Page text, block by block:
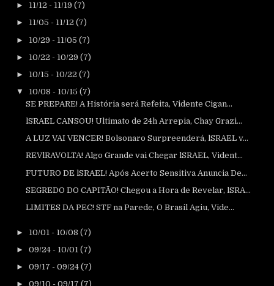
► 11/12 - 11/19 (7)
► 11/05 - 11/12 (7)
► 10/29 - 11/05 (7)
► 10/22 - 10/29 (7)
► 10/15 - 10/22 (7)
▼ 10/08 - 10/15 (7)
SE PREPARE! A História será Refeita, Vidente Cigan...
lSRAEL CANSOU! Ultimato de 24h Arrepia, Chay Grazi...
A LUZ VAI VENCER! Bolsonaro Surpreenderá, lSRAEL v...
REVlRAVOLTA! Algo Grande vai Chegar lSRAEL, Vident...
FUTURO DE lSRAEL! Após Acerto Sensitiva Anuncia De...
SEGREDO DO CAPITÃO! Chegou a Hora de Revelar, lSRA...
LIMITES DA PEC! STF na Parede, O Brasil Agiu, Vide...
► 10/01 - 10/08 (7)
► 09/24 - 10/01 (7)
► 09/17 - 09/24 (7)
► 09/10 - 09/17 (7)